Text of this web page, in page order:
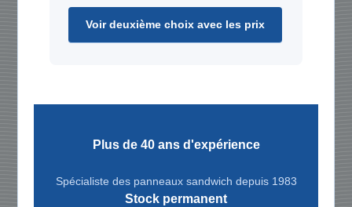
Voir deuxième choix avec les prix
Plus de 40 ans d'expérience
Spécialiste des panneaux sandwich depuis 1983
Stock permanent